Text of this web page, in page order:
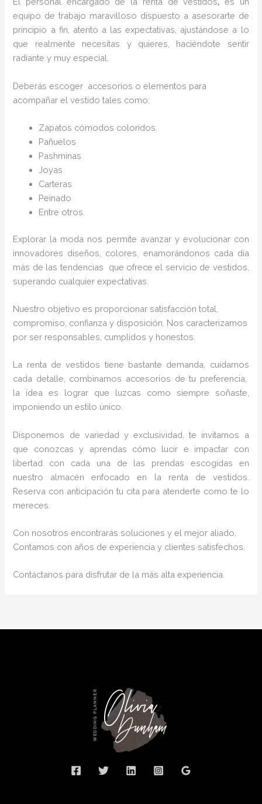
equipo de trabajo maravilloso dispuesto a asesorarte de
principio a fin, atento a las expectativas, ajustándose a lo
que realmente necesitas y quieres, haciéndote sentir
radiante y muy especial.
Deberás escoger accesorios o elementos para
acompañar el vestido tales como:
Zapatos cómodos coloridos.
Pañuelos
Pashminas
Joyas
Carteras
Peinado
Entre otros.
Explorar la moda nos permite avanzar y evolucionar con
innovadores diseños, colores, enamorándonos cada día
más de las tendencias que ofrece el servicio de vestidos,
superando cualquier expectativas.
Nuestro objetivo es proporcionar satisfacción total,
compromiso, confianza y disposición. Nos caracterizamos
por ser responsables, cumplidos y honestos.
La renta de vestidos tiene bastante demanda, cuidamos
cada detalle, combinamos accesorios de tu preferencia,
la idea es lograr que luzcas como siempre soñaste,
imponiendo un estilo único.
Disponemos de variedad y exclusividad, te invitamos a
que conozcas y aprendas cómo lucir e impactar con
libertad con cada una de las prendas escogidas en
nuestro almacén enfocado en la renta de vestidos.
Reserva con anticipación tu cita para atenderte como te lo
mereces.
Con nosotros encontrarás soluciones y el mejor aliado,
Contamos con años de experiencia y clientes satisfechos.
Contáctanos para disfrutar de la más alta experiencia.